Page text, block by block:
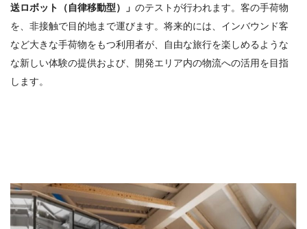
送ロボット（自律移動型）」 のテストが行われます。客の手荷物
を、非接触で目的地まで運びます。将来的には、インバウンド客
など大きな手荷物をもつ利用者が、自由な旅行を楽しめるような
な新しい体験の提供および、開発エリア内の物流への活用を目指
します。